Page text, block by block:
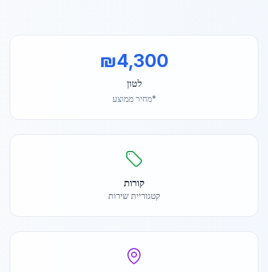
₪4,300
לטון
*מחיר ממוצע
קורות
קטגוריית שירות